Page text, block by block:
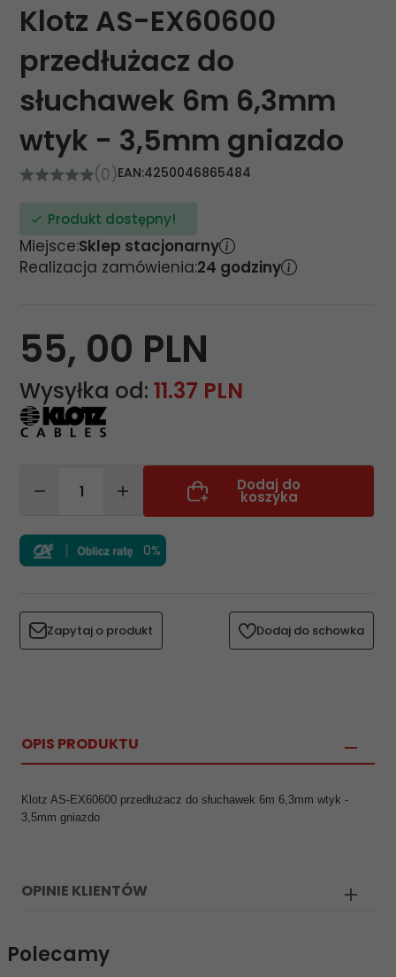
Klotz AS-EX60600
przedłużacz do
słuchawek 6m 6,3mm
wtyk - 3,5mm gniazdo
(0)EAN:4250046865484
Produkt dostępny!
Miejsce:Sklep stacjonarny
Realizacja zamówienia:24 godziny
55, 00 PLN
Wysyłka od: 11.37 PLN
Dodaj do
koszyka
0%
Zapytaj o produkt Dodaj do schowka
OPIS PRODUKTU
Klotz AS-EX60600 przedłużacz do słuchawek 6m 6,3mm wtyk -
3,5mm gniazdo
OPINIE KLIENTÓW
Polecamy